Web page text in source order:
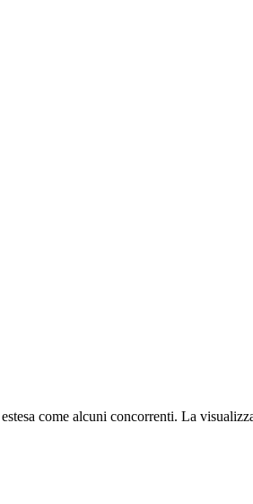
come alcuni concorrenti. La